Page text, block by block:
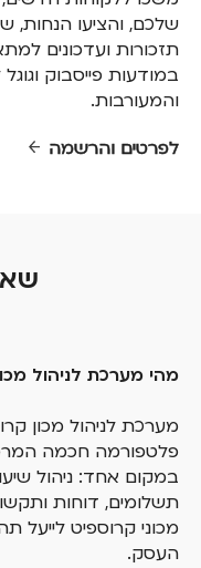
שלכם, והציעו הנחות,
תזכורות ועדכונים
במודעות פייסבוק
והמעורבות.
לפרטים והרשמה
מהי מערכת לניהול
מערכת לניהול מכון
פלטפורמה חכמה
במקום אחד: ניהול
תשלומים, דוחות
מכוני קרוספיט לייעל
העסק.